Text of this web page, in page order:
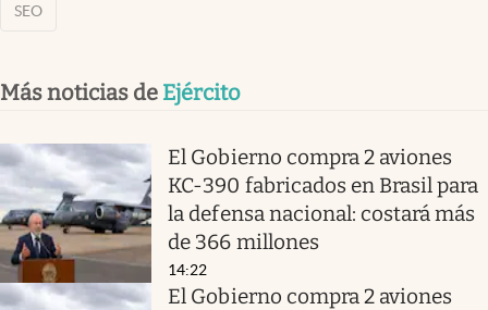
SEO
Más noticias de Ejército
El Gobierno compra 2 aviones
KC-390 fabricados en Brasil para
la defensa nacional: costará más
de 366 millones
14:22
El Gobierno compra 2 aviones